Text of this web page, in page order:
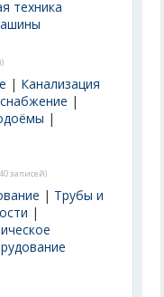
техника
| Канализация
|
|
записей)
| Трубы и
|